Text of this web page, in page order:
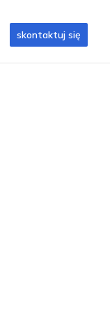
skontaktuj się